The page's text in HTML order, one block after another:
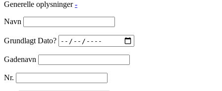
Generelle oplysninger -
Navn
Grundlagt Dato?
Gadenavn
Nr.